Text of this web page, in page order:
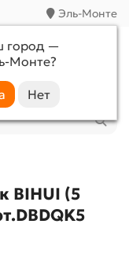
Эль-Монте
город —
Монте?
(988) 233-44-52
BIHUI (5